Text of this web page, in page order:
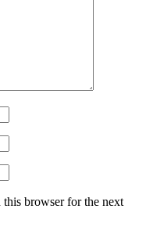
this browser for the next